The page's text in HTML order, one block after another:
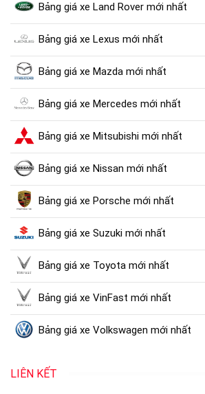
Bảng giá xe Land Rover mới nhất
Bảng giá xe Lexus mới nhất
Bảng giá xe Mazda mới nhất
Bảng giá xe Mercedes mới nhất
Bảng giá xe Mitsubishi mới nhất
Bảng giá xe Nissan mới nhất
Bảng giá xe Porsche mới nhất
Bảng giá xe Suzuki mới nhất
Bảng giá xe Toyota mới nhất
Bảng giá xe VinFast mới nhất
Bảng giá xe Volkswagen mới nhất
LIÊN KẾT